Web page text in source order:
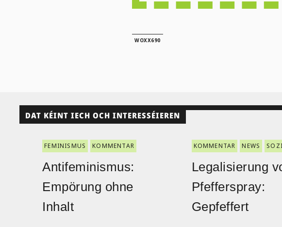
WOXX690
DAT KÉINT IECH OCH INTERESSÉIEREN
FEMINISMUS KOMMENTAR
Antifeminismus:
Empörung ohne
Inhalt
KOMMENTAR NEWS
Legalisierung
Pfefferspray:
Gepfeffert